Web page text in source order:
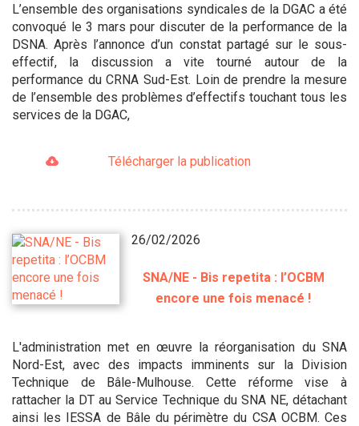
L’ensemble des organisations syndicales de la DGAC a été
convoqué le 3 mars pour discuter de la performance de la
DSNA. Après l’annonce d’un constat partagé sur le sous-
effectif, la discussion a vite tourné autour de la
performance du CRNA Sud-Est. Loin de prendre la mesure
de l’ensemble des problèmes d’effectifs touchant tous les
services de la DGAC,
Télécharger la publication
26/02/2026
SNA/NE - Bis repetita : l’OCBM
encore une fois menacé !
L'administration met en œuvre la réorganisation du SNA
Nord-Est, avec des impacts imminents sur la Division
Technique de Bâle-Mulhouse. Cette réforme vise à
rattacher la DT au Service Technique du SNA NE, détachant
ainsi les IESSA de Bâle du périmètre du CSA OCBM. Ces